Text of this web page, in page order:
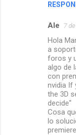
Ale 7
Hola
a
foros y
algo de
con
nvidia If
the 3D
decide"
Cosa
lo